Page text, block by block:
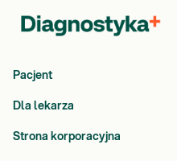
Pacjent
Dla lekarza
Strona korporacyjna